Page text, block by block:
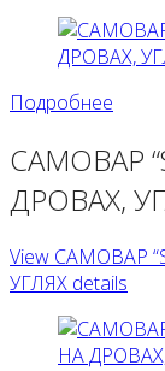
Подробнее
САМОВАР
ДРОВАХ,
View САМОВАР
УГЛЯХ details